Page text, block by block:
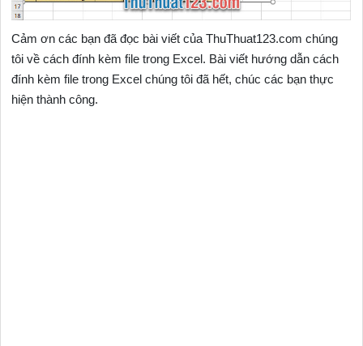
Cảm ơn các bạn đã đọc bài viết của ThuThuat123.com chúng
tôi về cách đính kèm file trong Excel. Bài viết hướng dẫn cách
đính kèm file trong Excel chúng tôi đã hết, chúc các bạn thực
hiện thành công.